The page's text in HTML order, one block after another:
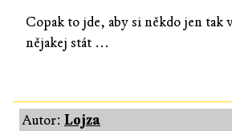
Copak to jde, aby si někdo jen tak
nějakej stát ...
Autor: Lojza